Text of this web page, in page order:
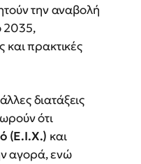
την αναβολή
2035,
και πρακτικές
διατάξεις
ότι
(Ε.Ι.Χ.) και
αγορά, ενώ